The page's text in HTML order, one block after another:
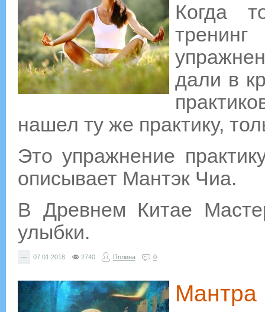
Когда
дали в
нашел ту же практику,
Это упражнение
описывает Мантэк Чиа.
В Древнем Китае
улыбки.
— 07.01.2018 2740 Полина 0
Мантра